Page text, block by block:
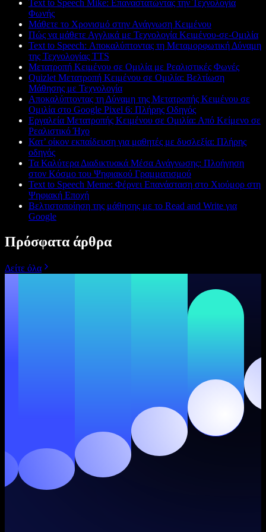
Text to Speech Mike: Επαναστατώντας την Τεχνολογία
Φωνής
Μάθετε το Χρονισμό στην Ανάγνωση Κειμένου
Πώς να μάθετε Αγγλικά με Τεχνολογία Κειμένου-σε-Ομιλία
Text to Speech: Αποκαλύπτοντας τη Μεταμορφωτική Δύναμη
της Τεχνολογίας TTS
Μετατροπή Κειμένου σε Ομιλία με Ρεαλιστικές Φωνές
Quizlet Μετατροπή Κειμένου σε Ομιλία: Βελτίωση
Μάθησης με Τεχνολογία
Αποκαλύπτοντας τη Δύναμη της Μετατροπής Κειμένου σε
Ομιλία στο Google Pixel 6: Πλήρης Οδηγός
Εργαλεία Μετατροπής Κειμένου σε Ομιλία: Από Κείμενο σε
Ρεαλιστικό Ήχο
Κατ’ οίκον εκπαίδευση για μαθητές με δυσλεξία: Πλήρης
οδηγός
Τα Καλύτερα Διαδικτυακά Μέσα Ανάγνωσης: Πλοήγηση
στον Κόσμο του Ψηφιακού Γραμματισμού
Text to Speech Meme: Φέρνει Επανάσταση στο Χιούμορ στη
Ψηφιακή Εποχή
Βελτιστοποίηση της μάθησης με το Read and Write για
Google
Πρόσφατα άρθρα
Δείτε όλα